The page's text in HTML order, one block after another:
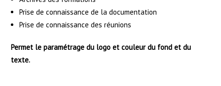
Prise de connaissance de la documentation
Prise de connaissance des réunions
Permet le paramétrage du logo et couleur du fond et du
texte.